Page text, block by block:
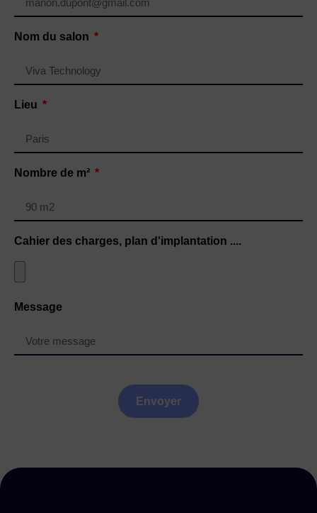
Nom du salon
Lieu
Nombre de m²
Cahier des charges, plan d'implantation ....
Message
Envoyer